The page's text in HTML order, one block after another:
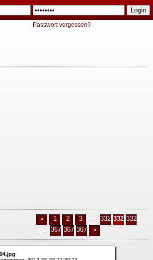
Passwort vergessen?
« 1 2 3 332133223323
367536763677 »